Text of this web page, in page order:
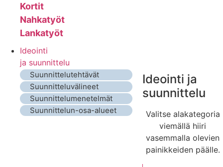
Kortit
Nahkatyöt
Lankatyöt
Ideointi
ja suunnittelu
Suunnittelutehtävät
Suunnitteluvälineet
Suunnittelumenetelmät
Suunnittelun-osa-alueet
Ideointi ja
suunnittelu
Valitse alakategoria
viemällä hiiri
vasemmalla olevien
painikkeiden päälle.